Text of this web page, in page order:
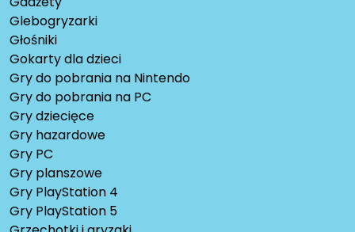
Glebogryzarki
Głośniki
Gokarty dla dzieci
Gry do pobrania na Nintendo
Gry do pobrania na PC
Gry dziecięce
Gry hazardowe
Gry PC
Gry planszowe
Gry PlayStation 4
Gry PlayStation 5